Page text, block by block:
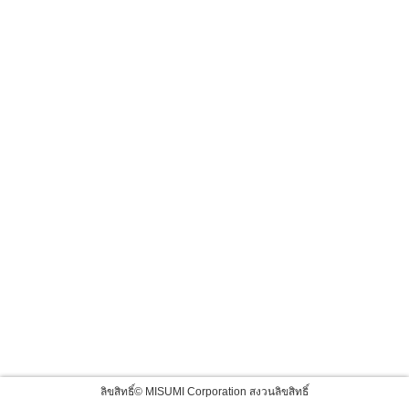
ลิขสิทธิ์© MISUMI Corporation สงวนลิขสิทธิ์